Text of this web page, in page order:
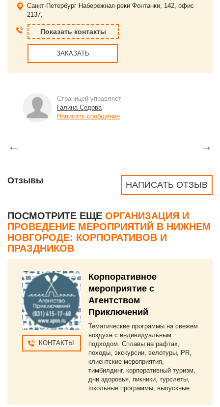
Санкт-Петербург Набережная реки Фонтанки, 142, офис
2137,
Показать контакты
ЗАКАЗАТЬ
Страницей управляет
Галина Седова
Написать сообщение
← →
НАПИСАТЬ ОТЗЫВ
Отзывы
ПОСМОТРИТЕ ЕЩЕ ОРГАНИЗАЦИЯ И
ПРОВЕДЕНИЕ МЕРОПРИЯТИЙ В НИЖНЕМ
НОВГОРОДЕ: КОРПОРАТИВОВ И
ПРАЗДНИКОВ
КОНТАКТЫ
Корпоративное
мероприятие с
Агентством
Приключений
Тематические программы на свежем
воздухе с индивидуальным
подходом. Сплавы на рафтах,
походы, экскурсии, велотуры, PR,
клиентские мероприятия,
тимбилдинг, корпоративный туризм,
дни здоровья, пикники, турслеты,
школьные программы, выпускные.